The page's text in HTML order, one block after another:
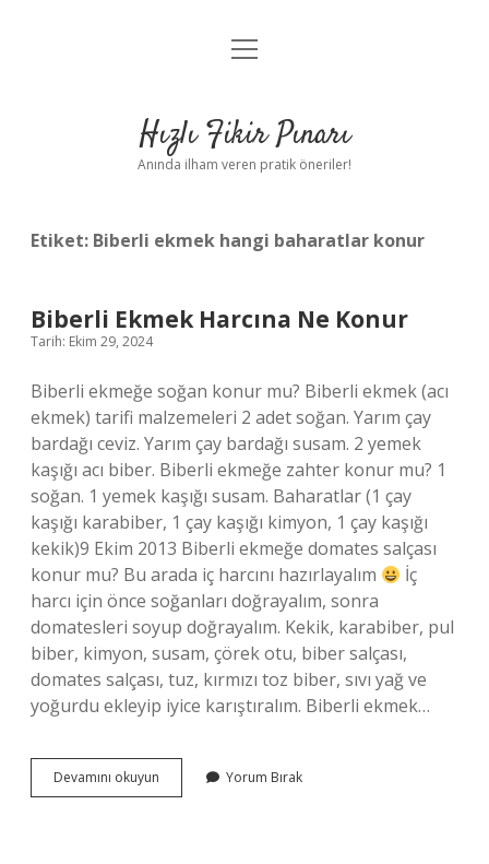
Anasayfa
Yasal Uyarı
menüyü
Hızlı Fikir Pınarı
Anında ilham veren pratik öneriler!
Etiket: Biberli ekmek hangi baharatlar konur
Biberli Ekmek Harcına Ne Konur
Tarih: Ekim 29, 2024
Biberli ekmeğe soğan konur mu? Biberli ekmek (acı
ekmek) tarifi malzemeleri 2 adet soğan. Yarım çay
bardağı ceviz. Yarım çay bardağı susam. 2 yemek
kaşığı acı biber. Biberli ekmeğe zahter konur mu? 1
soğan. 1 yemek kaşığı susam. Baharatlar (1 çay
kaşığı karabiber, 1 çay kaşığı kimyon, 1 çay kaşığı
kekik)9 Ekim 2013 Biberli ekmeğe domates salçası
konur mu? Bu arada iç harcını hazırlayalım
İç
harcı için önce soğanları doğrayalım, sonra
domatesleri soyup doğrayalım. Kekik, karabiber, pul
biber, kimyon, susam, çörek otu, biber salçası,
domates salçası, tuz, kırmızı toz biber, sıvı yağ ve
yoğurdu ekleyip iyice karıştıralım. Biberli ekmek…
Devamını okuyun
Ekmek
Yorum Bırak